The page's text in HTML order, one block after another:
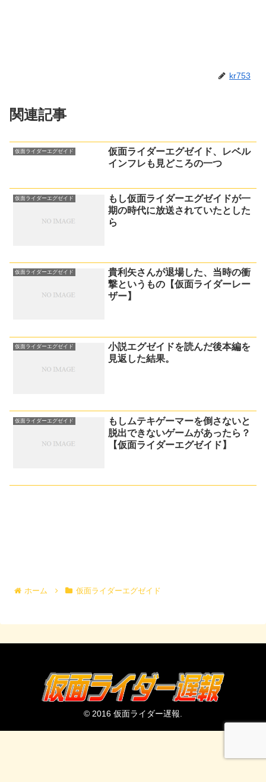
kr753
関連記事
仮面ライダーエグゼイド
仮面ライダーエグゼイド、レベル
インフレも見どころの一つ
仮面ライダーエグゼイド
もし仮面ライダーエグゼイドが一
期の時代に放送されていたとした
ら
仮面ライダーエグゼイド
貴利矢さんが退場した、当時の衝
撃というもの【仮面ライダーレー
ザー】
仮面ライダーエグゼイド
小説エグゼイドを読んだ後本編を
見返した結果。
仮面ライダーエグゼイド
もしムテキゲーマーを倒さないと
脱出できないゲームがあったら？
【仮面ライダーエグゼイド】
ホーム 仮面ライダーエグゼイド
© 2016 仮面ライダー遅報.